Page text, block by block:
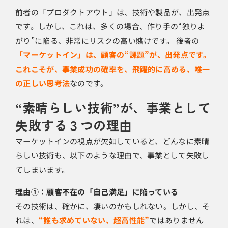
前者の「プロダクトアウト」は、技術や製品が、出発点
です。しかし、これは、多くの場合、作り手の“独りよ
がり”に陥る、非常にリスクの高い賭けです。 後者の
「マーケットイン」は、顧客の“課題”が、出発点です。
これこそが、事業成功の確率を、飛躍的に高める、唯一
の正しい思考法なのです。
“素晴らしい技術”が、事業として
失敗する３つの理由
マーケットインの視点が欠如していると、どんなに素晴
らしい技術も、以下のような理由で、事業として失敗し
てしまいます。
理由①：顧客不在の「自己満足」に陥っている
その技術は、確かに、凄いのかもしれない。しかし、そ
れは、 “誰も求めていない、超高性能”ではありません